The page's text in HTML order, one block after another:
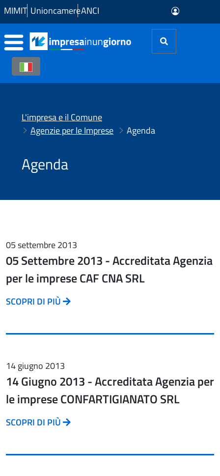
Skip to Main Content
MIMIT UnioncamereANCI
L'impresa e il Comune
Agenzie per le Imprese
Agenda
Agenda
05 settembre 2013
05 Settembre 2013 - Accreditata Agenzia
per le imprese CAF CNA SRL
SCOPRI DI PIÙ
14 giugno 2013
14 Giugno 2013 - Accreditata Agenzia per
le imprese CONFARTIGIANATO SRL
SCOPRI DI PIÙ